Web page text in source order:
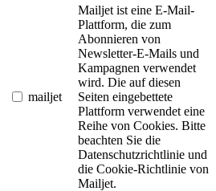
mailjet
Mailjet ist eine E-Mail-
Plattform, die zum
Abonnieren von
Newsletter-E-Mails und
Kampagnen verwendet
wird. Die auf diesen
Seiten eingebettete
Plattform verwendet eine
Reihe von Cookies. Bitte
beachten Sie die
Datenschutzrichtlinie und
die Cookie-Richtlinie von
Mailjet.